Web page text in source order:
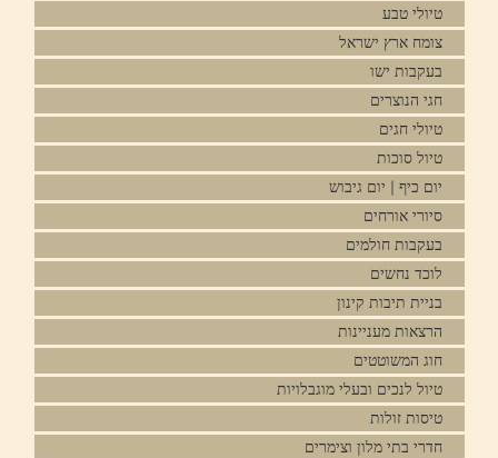
טיולי טבע
צומח ארץ ישראל
בעקבות ישו
חגי הנוצרים
טיולי חגים
טיול סוכות
יום כיף | יום גיבוש
סיורי אורחים
בעקבות חולמים
לוכד נחשים
בניית תיבות קינון
הרצאות מעניינות
חוג המשוטטים
טיול לנכים ובעלי מוגבלויות
טיסות זולות
חדרי בתי מלון וצימרים